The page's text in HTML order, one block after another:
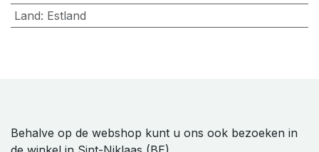
Land: Estland
Behalve op de webshop kunt u ons ook bezoeken in